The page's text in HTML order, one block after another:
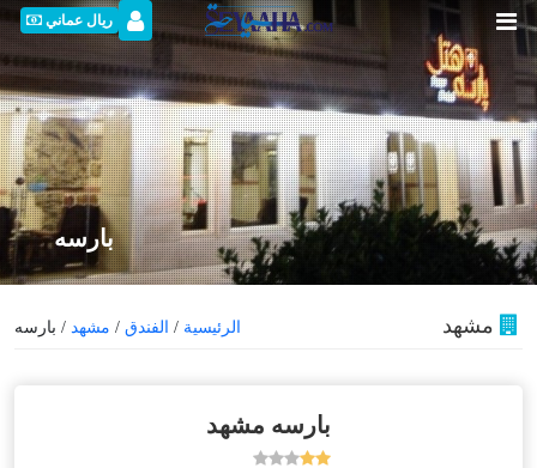
ريال عماني
بارسه
مشهد الرئيسية / الفندق / مشهد / بارسه
بارسه مشهد